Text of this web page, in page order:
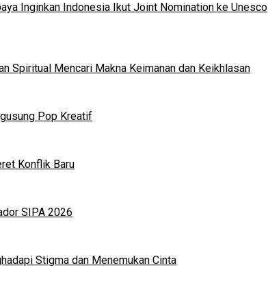
Inginkan Indonesia Ikut Joint Nomination ke Unesco
Spiritual Mencari Makna Keimanan dan Keikhlasan
Pop Kreatif
Konflik Baru
SIPA 2026
Stigma dan Menemukan Cinta